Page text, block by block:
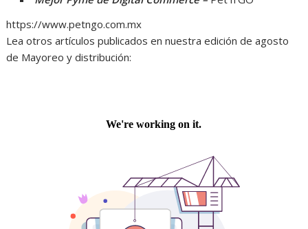
https://www.petngo.com.mx
Lea otros artículos publicados en nuestra edición de agosto
de Mayoreo y distribución: